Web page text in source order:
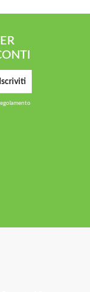
Iscriviti